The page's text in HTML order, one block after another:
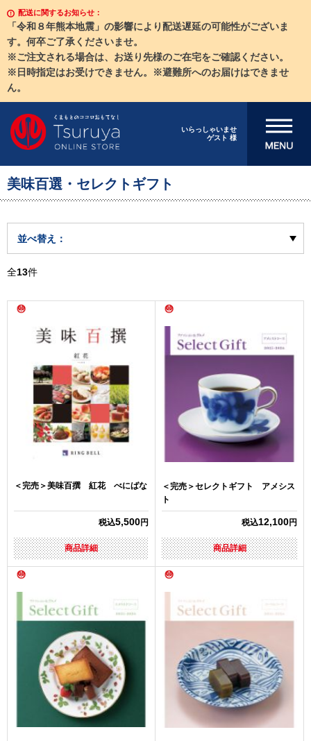
配送に関するお知らせ：
「令和８年熊本地震」の影響により配送遅延の可能性がございま
す。何卒ご了承くださいませ。
※ご注文される場合は、お送り先様のご在宅をご確認ください。
※日時指定はお受けできません。※避難所へのお届けはできませ
ん。
いらっしゃいませ
ゲスト 様
メニューを開
美味百選・セレクトギフト
並べ替え：
全13件
＜完売＞美味百撰 紅花 べにばな
税込5,500円
商品詳細
＜完売＞セレクトギフト アメシス
ト
税込12,100円
商品詳細